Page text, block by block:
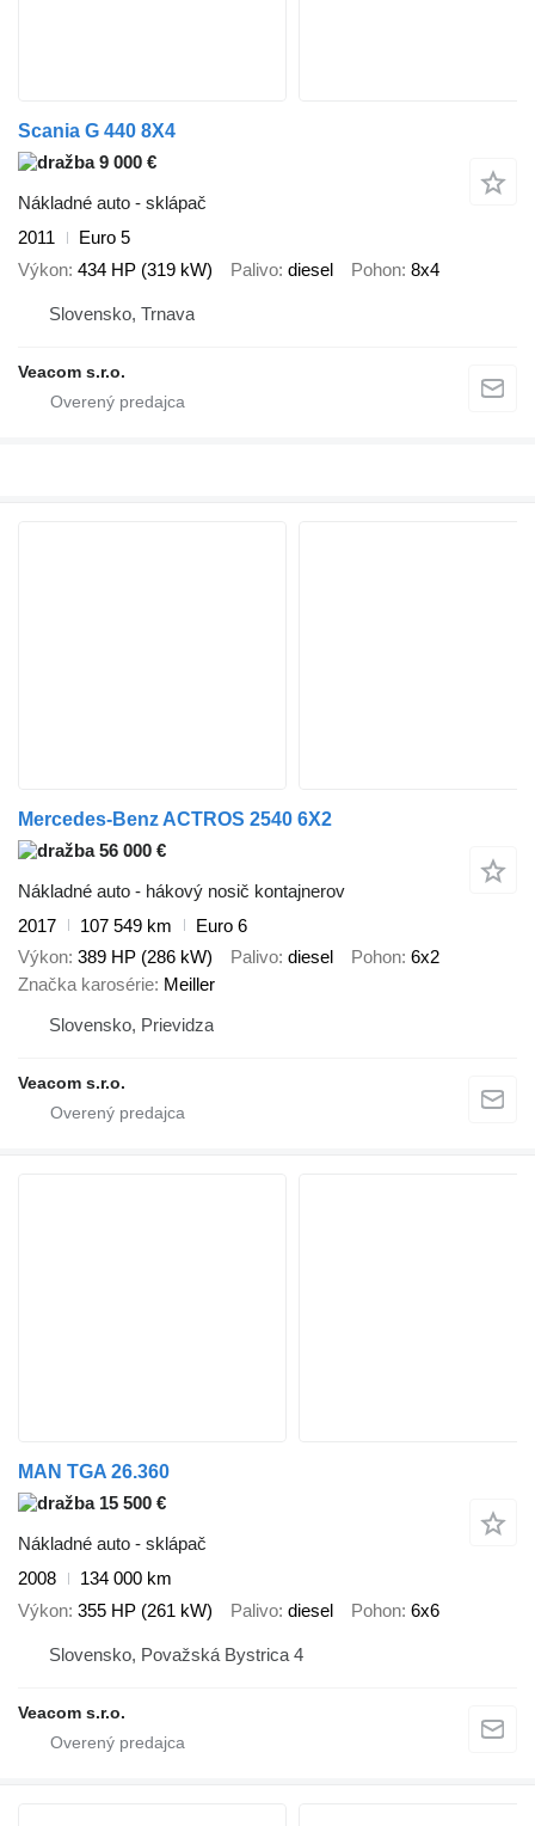
Scania G 440 8X4
9 000 €
Nákladné auto - sklápač
2011
Euro 5
Výkon 434 HP (319 kW) Palivo diesel Pohon 8x4
Slovensko, Trnava
Veacom s.r.o.
Mercedes-Benz ACTROS 2540 6X2
56 000 €
Nákladné auto - hákový nosič kontajnerov
2017
107 549 km
Euro 6
Výkon 389 HP (286 kW) Palivo diesel Pohon 6x2
Značka karosérie Meiller
Slovensko, Prievidza
Veacom s.r.o.
MAN TGA 26.360
15 500 €
Nákladné auto - sklápač
2008
134 000 km
Výkon 355 HP (261 kW) Palivo diesel Pohon 6x6
Slovensko, Považská Bystrica 4
Veacom s.r.o.